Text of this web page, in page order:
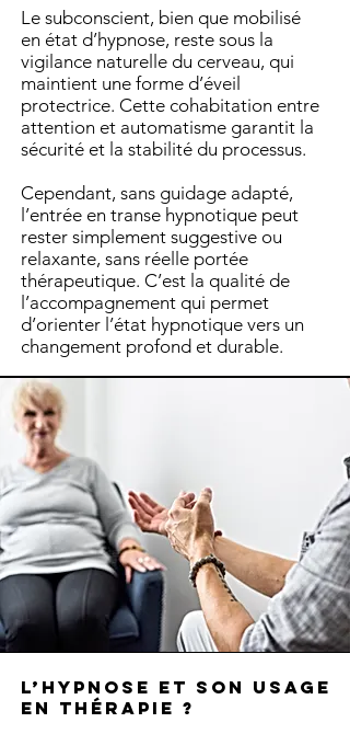
Le subconscient, bien que mobilisé
en état d’hypnose, reste sous la
vigilance naturelle du cerveau, qui
maintient une forme d’éveil
protectrice. Cette cohabitation entre
attention et automatisme garantit la
sécurité et la stabilité du processus.
Cependant, sans guidage adapté,
l’entrée en transe hypnotique peut
rester simplement suggestive ou
relaxante, sans réelle portée
thérapeutique. C’est la qualité de
l’accompagnement qui permet
d’orienter l’état hypnotique vers un
changement profond et durable.
L’hypnose et son usage
en thérapie ?